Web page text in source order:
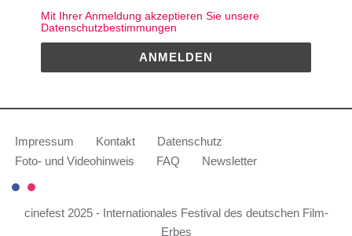
Mit Ihrer Anmeldung akzeptieren Sie unsere
Datenschutzbestimmungen
Impressum Kontakt
Datenschutz
Foto- und Videohinweis
FAQ Newsletter
cinefest 2025 - Internationales Festival des deutschen Film-
Erbes